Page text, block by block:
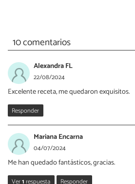
10 comentarios
Alexandra FL
22/08/2024
Excelente receta, me quedaron exquisitos.
Responder
Mariana Encarna
04/07/2024
Me han quedado fantásticos, gracias.
Ver1respuesta Responder